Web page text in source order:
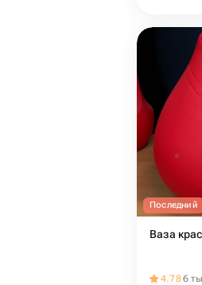
Последний
Ваза
4.786